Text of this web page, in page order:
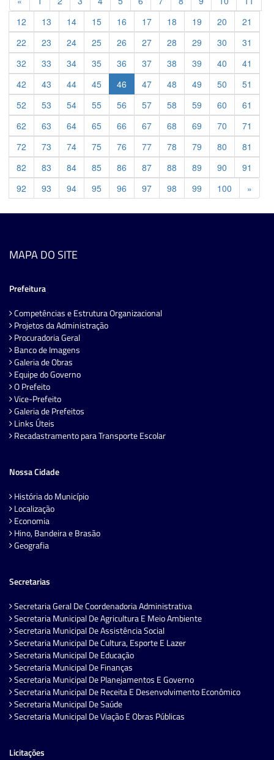
12
13 14 15 16 17 18 19 20
21
22
23 24 25 26 27 28 29 30
31
32
33 34 35 36 37 38 39 40
41
42
43 44 45 46 47 48 49 50
51
52
53 54 55 56 57 58 59 60
61
62
63 64 65 66 67 68 69 70
71
72
73 74 75 76 77 78 79 80
81
82
83 84 85 86 87 88 89 90
91
92
93 94 95 96 97 98 99 100 »
MAPA DO SITE
Prefeitura
Competências e Estrutura Organizacional
Projetos da Administração
Procuradoria Geral
Banco de Imagens
Galeria de Obras
Equipe do Governo
O Prefeito
Vice-Prefeito
Galeria de Prefeitos
Links Úteis
Recadastramento para Transporte Escolar
Nossa Cidade
História do Município
Localização
Economia
Hino, Bandeira e Brasão
Geografia
Secretarias
Secretaria Geral De Coordenadoria Administrativa
Secretaria Municipal De Agricultura E Meio Ambiente
Secretaria Municipal De Assistência Social
Secretaria Municipal De Cultura, Esporte E Lazer
Secretaria Municipal De Educação
Secretaria Municipal De Finanças
Secretaria Municipal De Planejamentos E Governo
Secretaria Municipal De Receita E Desenvolvimento Econômico
Secretaria Municipal De Saúde
Secretaria Municipal De Viação E Obras Públicas
Licitações